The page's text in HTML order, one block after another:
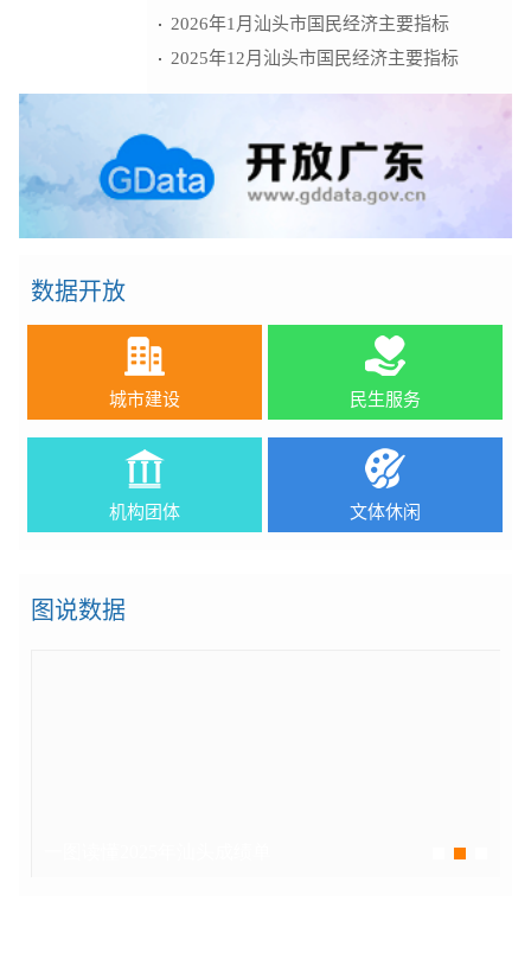
2026年1月汕头市国民经济主要指标
2025年12月汕头市国民经济主要指标
数据开放
城市建设 民生服务
机构团体 文体休闲
图说数据